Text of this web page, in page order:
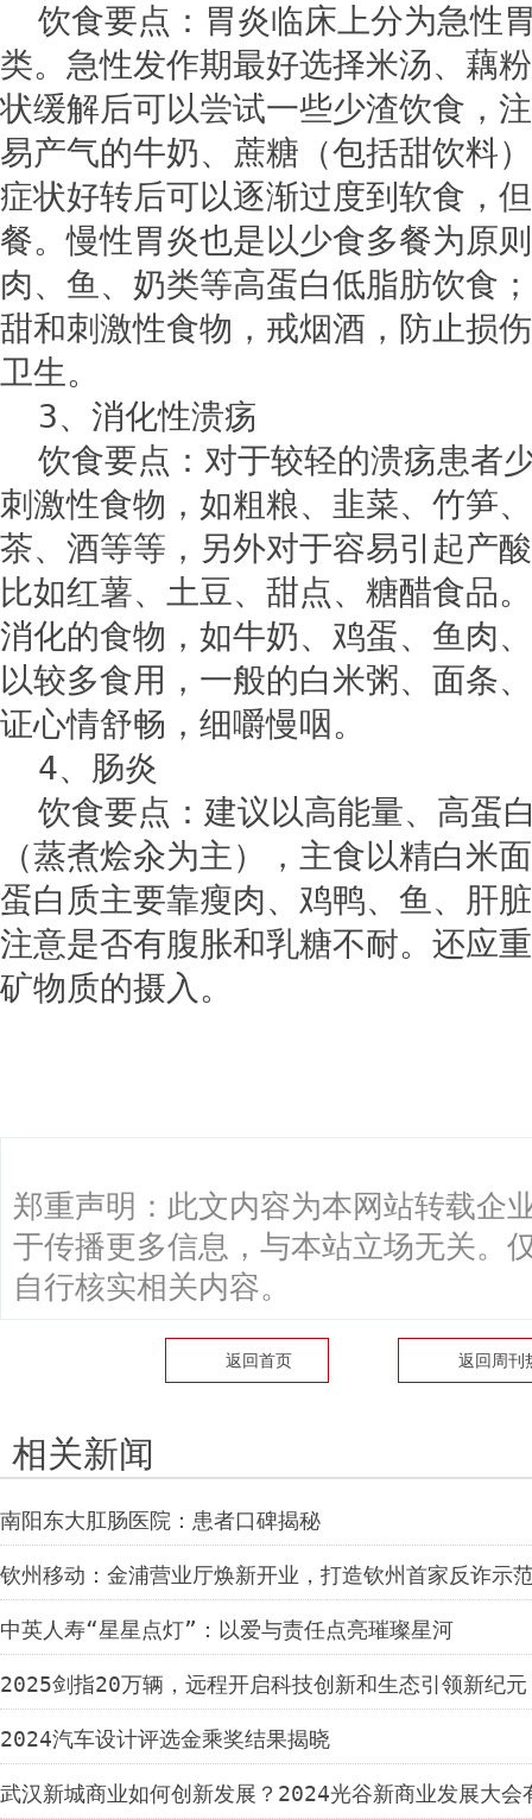
饮食要点：胃炎临床上分为急性
类。急性发作期最好选择米汤、藕
状缓解后可以尝试一些少渣饮食，
易产气的牛奶、蔗糖（包括甜饮料
症状好转后可以逐渐过度到软食，
餐。慢性胃炎也是以少食多餐为原
肉、鱼、奶类等高蛋白低脂肪饮食
甜和刺激性食物，戒烟酒，防止损
卫生。
3、消化性溃疡
饮食要点：对于较轻的溃疡患者
刺激性食物，如粗粮、韭菜、竹笋
茶、酒等等，另外对于容易引起产
比如红薯、土豆、甜点、糖醋食品
消化的食物，如牛奶、鸡蛋、鱼肉
以较多食用，一般的白米粥、面条
证心情舒畅，细嚼慢咽。
4、肠炎
饮食要点：建议以高能量、高蛋
（蒸煮烩汆为主），主食以精白米
蛋白质主要靠瘦肉、鸡鸭、鱼、肝
注意是否有腹胀和乳糖不耐。还应
矿物质的摄入。
郑重声明：此文内容为本网站转载企
于传播更多信息，与本站立场无关。
自行核实相关内容。
返回首页 返回 周刊
相关新闻
南阳东大肛肠医院：患者口碑揭秘
钦州移动：金浦营业厅焕新开业，打造钦州首家反诈示
中英人寿“星星点灯”：以爱与责任点亮璀璨星河
2025剑指20万辆，远程开启科技创新和生态引领新纪元
2024汽车设计评选金乘奖结果揭晓
武汉新城商业如何创新发展？2024光谷新商业发展大会